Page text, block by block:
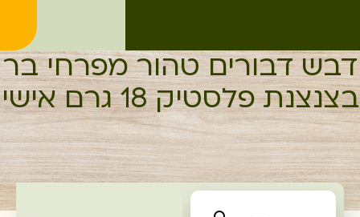
דבש דבורים טהור מפרחי בר
בצנצנת פלסטיק 18 גרם אישי